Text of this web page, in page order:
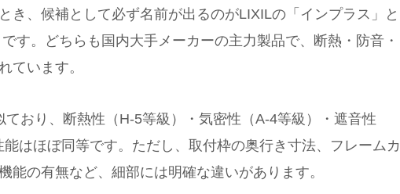
き、候補として必ず名前が出るのがLIXILの「インプラス」と
す。どちらも国内大手メーカーの主力製品で、断熱・防音・
ています。
ており、断熱性（H-5等級）・気密性（A-4等級）・遮音性
能はほぼ同等です。ただし、取付枠の奥行き寸法、フレームカ
能の有無など、細部には明確な違いがあります。